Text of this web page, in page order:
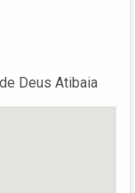
Deus Atibaia